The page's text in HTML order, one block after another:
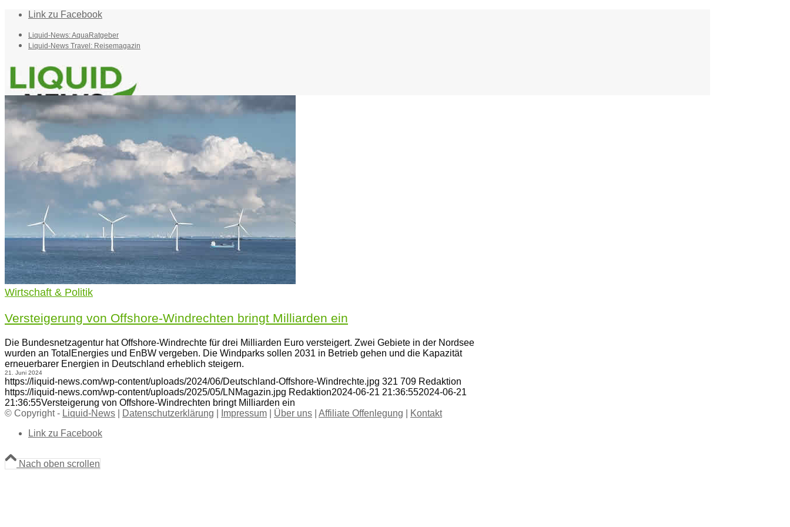
Link zu Facebook
Liquid-News: AquaRatgeber
Liquid-News Travel: Reisemagazin
Home
Menü Menü
Wirtschaft & Politik
Versteigerung von Offshore-Windrechten bringt Milliarden ein
Die Bundesnetzagentur hat Offshore-Windrechte für drei Milliarden Euro versteigert. Zwei Gebiete in der Nordsee
wurden an TotalEnergies und EnBW vergeben. Die Windparks sollen 2031 in Betrieb gehen und die Kapazität
erneuerbarer Energien in Deutschland erheblich steigern.
21. Juni 2024
https://liquid-news.com/wp-content/uploads/2024/06/Deutschland-Offshore-Windrechte.jpg 321 709 Redaktion
https://liquid-news.com/wp-content/uploads/2025/05/LNMagazin.jpg Redaktion2024-06-21 21:36:552024-06-21
21:36:55Versteigerung von Offshore-Windrechten bringt Milliarden ein
© Copyright - Liquid-News Datenschutzerklärung Impressum Über uns Affiliate Offenlegung
Kontakt
Link zu Facebook
Nach oben scrollen